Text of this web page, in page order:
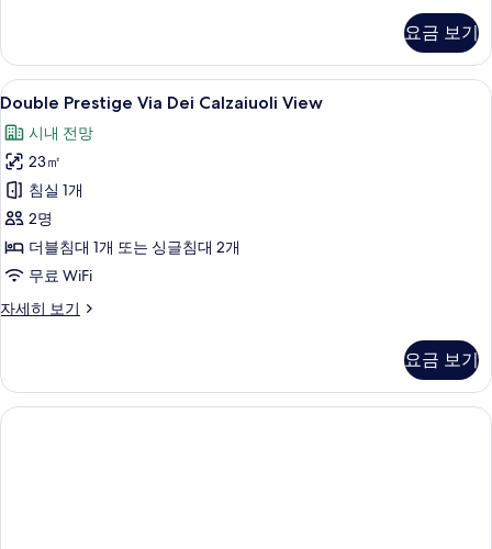
기
자
세
히
기
요금 보기
Double
Prestige
Via
Dei
Calzaiuoli
View
사
진
모
기
Double Prestige Via Dei Calzaiuoli
7
Double Prestige Via Dei Calzaiuoli View
시내 전망
23㎡
침실 1개
2명
더블침대 1개 또는 싱글침대 2개
무료 WiFi
자세히 보기
Double
Calzaiuoli
View
자
요금 보기